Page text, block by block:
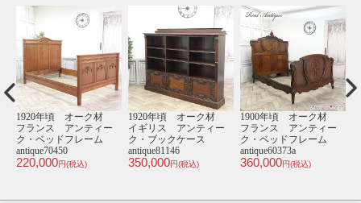
1890年頃 マホガニー
材 イギリス アンテ
ィーク・ショーケー
ス antique81142
350,000円(税込)
1910年頃 オーク材
イギリス アンティー
ク・キャビネット
antique59231
378,000円(税込)
19世紀中頃 チェスナ
ット材 イタリア・ミ
ラノ アンティーク・
ダイニングセット
antique63012